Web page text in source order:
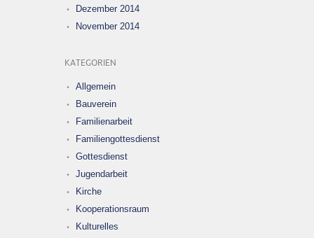
Dezember 2014
November 2014
KATEGORIEN
Allgemein
Bauverein
Familienarbeit
Familiengottesdienst
Gottesdienst
Jugendarbeit
Kirche
Kooperationsraum
Kulturelles